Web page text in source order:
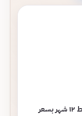
📲 **للطلب بسرعة على واتساب:** تقسيط ١٢ شهر بسعر